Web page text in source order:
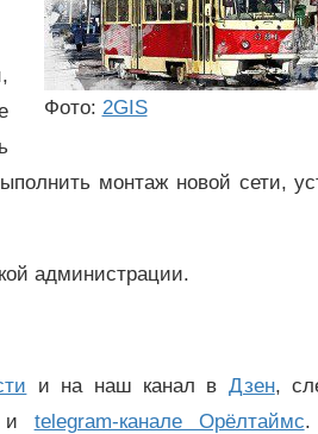
Фото: 2GIS
монтаж новой сети,
администрации.
и на наш канал в Дзен,
telegram-канале Орёлтаймс.